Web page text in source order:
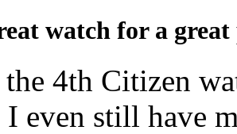
watch for a great
4th Citizen
I even still have